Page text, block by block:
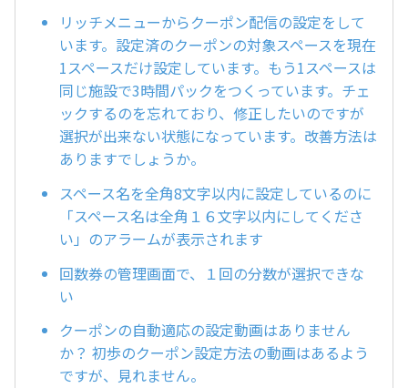
リッチメニューからクーポン配信の設定をして
います。設定済のクーポンの対象スペースを現在
1スペースだけ設定しています。もう1スペースは
同じ施設で3時間パックをつくっています。チェ
ックするのを忘れており、修正したいのですが
選択が出来ない状態になっています。改善方法は
ありますでしょうか。
スペース名を全角8文字以内に設定しているのに
「スペース名は全角１６文字以内にしてくださ
い」のアラームが表示されます
回数券の管理画面で、１回の分数が選択できな
い
クーポンの自動適応の設定動画はありません
か？ 初歩のクーポン設定方法の動画はあるよう
ですが、見れません。